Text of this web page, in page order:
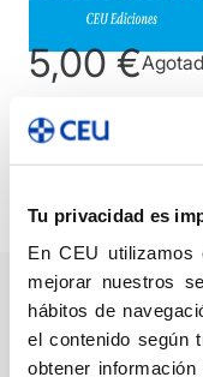
Tu privacidad es
En CEU
mejorar nuestros
hábitos de
el contenido según
obtener
5,00€
Compartir
DescripciónFicha